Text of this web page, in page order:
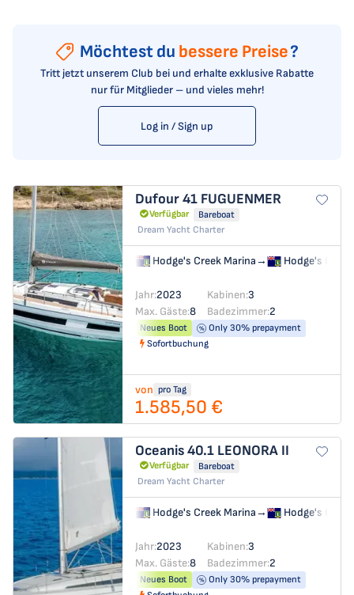
Möchtest du bessere Preise?
Tritt jetzt unserem Club bei und erhalte exklusive Rabatte
nur für Mitglieder – und vieles mehr!
Log in / Sign up
Dufour 41 FUGUENMER
Verfügbar
Bareboat
Dream Yacht Charter
Hodge's Creek Marina→ Hodge's
Jahr:2023 Kabinen:3
Max. Gäste:8 Badezimmer:2
Neues Boot
Only 30% prepayment
Sofortbuchung
von pro Tag
1.585,50 €
Oceanis 40.1 LEONORA II
Verfügbar
Bareboat
Dream Yacht Charter
Hodge's Creek Marina→ Hodge's
Jahr:2023 Kabinen:3
Max. Gäste:8 Badezimmer:2
Neues Boot
Only 30% prepayment